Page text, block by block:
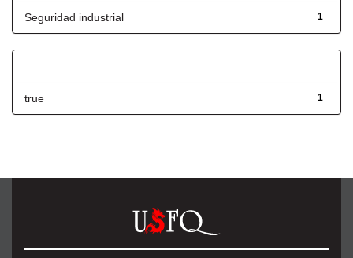
1
Seguridad industrial
1
true